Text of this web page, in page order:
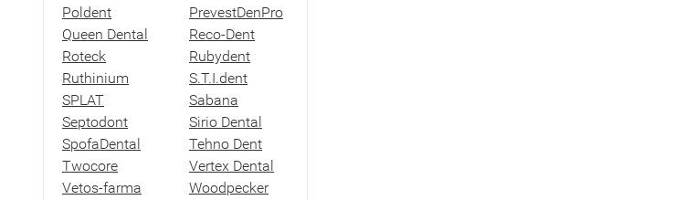
Poldent
PrevestDenPro
Queen Dental
Reco-Dent
Roteck
Rubydent
Ruthinium
S.T.I.dent
SPLAT
Sabana
Septodont
Sirio Dental
SpofaDental
Tehno Dent
Twocore
Vertex Dental
Vetos-farma
Woodpecker